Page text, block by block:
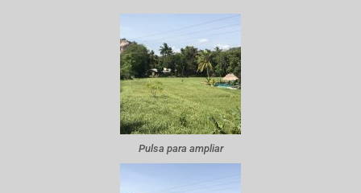
Pulsa para ampliar